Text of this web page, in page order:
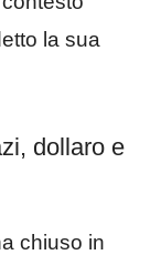
la sua
dollaro e
chiuso in